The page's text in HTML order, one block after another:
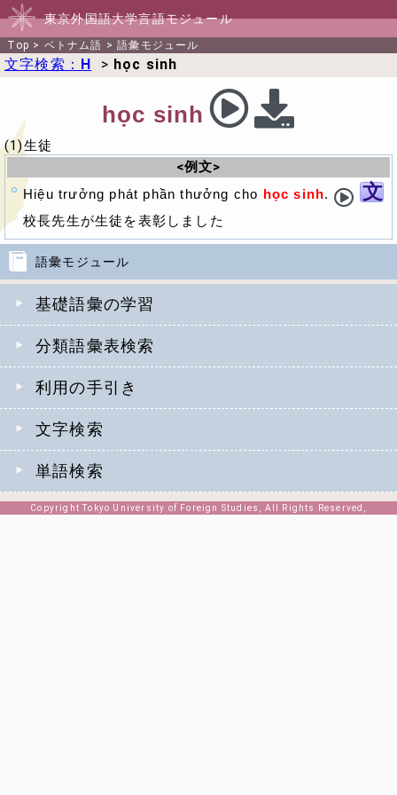
東京外国語大学言語モジュール
Top > ベトナム語 >語彙モジュール
語彙モジュール
基礎語彙の学習
分類語彙表検索
利用の手引き
文字検索
単語検索
文字検索： H > học sinh
học sinh
(1)生徒
<例文>
Hiệu trưởng phát phần thưởng cho học sinh. 文
校長先生が生徒を表彰しました
Copyright Tokyo University of Foreign Studies, All Rights Reserved,